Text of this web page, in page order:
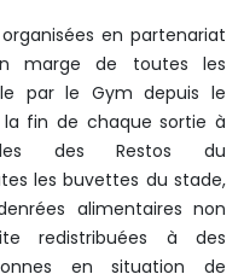
en partenariat
marge de toutes les
par le Gym depuis le
la fin de chaque sortie à
des Restos du
les buvettes du stade,
alimentaires non
redistribuées à des
en situation de